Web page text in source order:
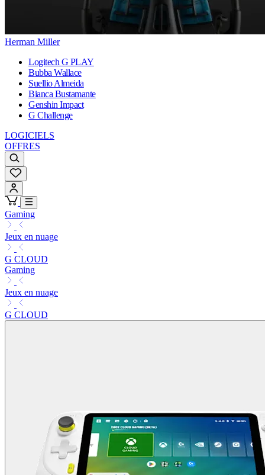
Herman Miller
Logitech G PLAY
Bubba Wallace
Suellio Almeida
Bianca Bustamante
Genshin Impact
G Challenge
LOGICIELS
OFFRES
Gaming
Jeux en nuage
G CLOUD
Gaming
Jeux en nuage
G CLOUD